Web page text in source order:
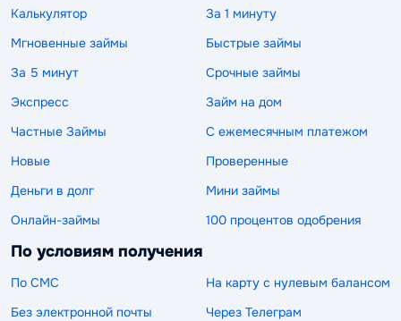
Калькулятор
За 1 минуту
Мгновенные займы
Быстрые займы
За 5 минут
Срочные займы
Экспресс
Займ на дом
Частные Займы
С ежемесячным платежом
Новые
Проверенные
Деньги в долг
Мини займы
Онлайн-займы
100 процентов одобрения
По условиям получения
По СМС
На карту с нулевым балансом
Без электронной почты
Через Телеграм